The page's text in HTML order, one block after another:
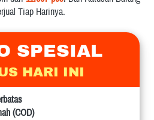
Tiap Harinya.
SPESIAL
HARI INI
(COD)